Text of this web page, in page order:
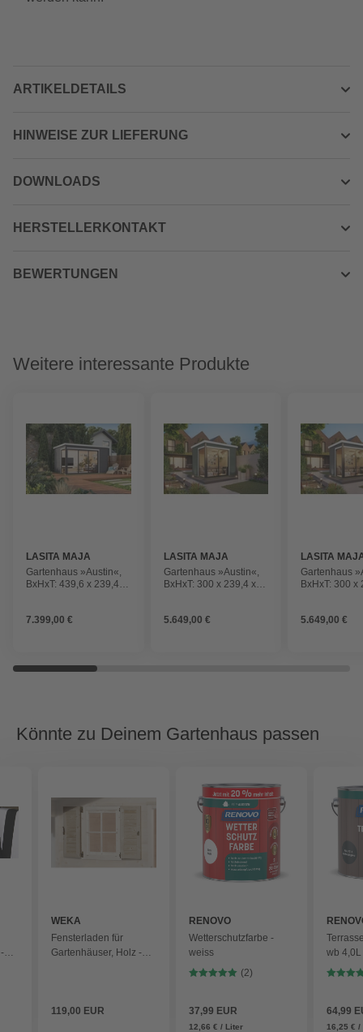
ARTIKELDETAILS
HINWEISE ZUR LIEFERUNG
DOWNLOADS
HERSTELLERKONTAKT
BEWERTUNGEN
Weitere interessante Produkte
LASITA MAJA
Gartenhaus »Austin«,
BxHxT: 439,6 x 239,4 x
carbongrau
7.399,00 €
LASITA MAJA
Gartenhaus »Austin«,
BxHxT: 300 x 239,4 x
grüngrau
5.649,00 €
LASITA
Gartenhaus
BxHxT: 300 x
carbongrau
5.649,00 €
Könnte zu Deinem Gartenhaus passen
WEKA
Fensterladen für
Gartenhäuser, Holz -
119,00 EUR
RENOVO
Wetterschutzfarbe -
weiss
(2)
37,99 EUR
12,66 € / Liter
wb
7016 -
64,99
16,25 € /